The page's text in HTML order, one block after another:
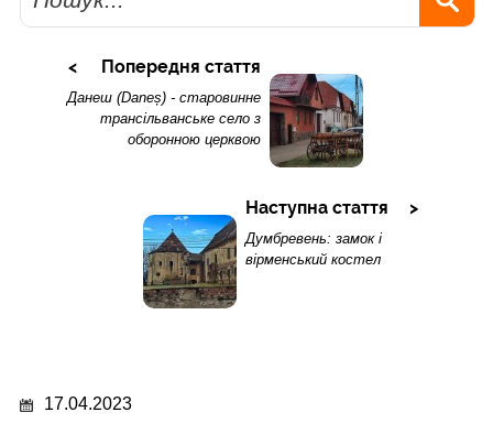
Попередня стаття
Данеш (Daneș) - старовинне
трансільванське село з
оборонною церквою
Наступна стаття
Думбревень: замок і
вірменський костел
17.04.2023